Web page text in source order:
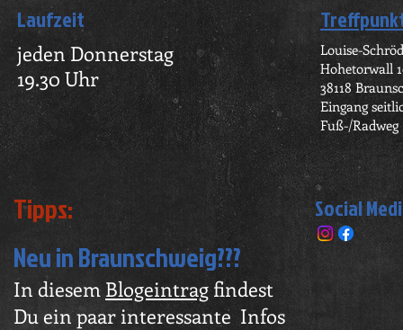
Laufzeit
jeden Donnerstag
19.30 Uhr
Tipps:
Neu in Braunschweig???
Louise-
Hohetorwall
38118
Eingang
Fuß-/Radweg
Social
In diesem Blogeintrag findest
Du ein paar interessante Infos